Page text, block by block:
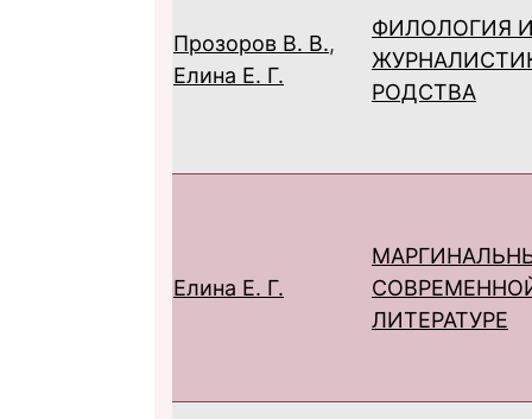
Прозоров В. В.,
Елина Е. Г.
ФИЛОЛОГИЯ
РОДСТВА
Елина Е. Г.
ЛИТЕРАТУРЕ